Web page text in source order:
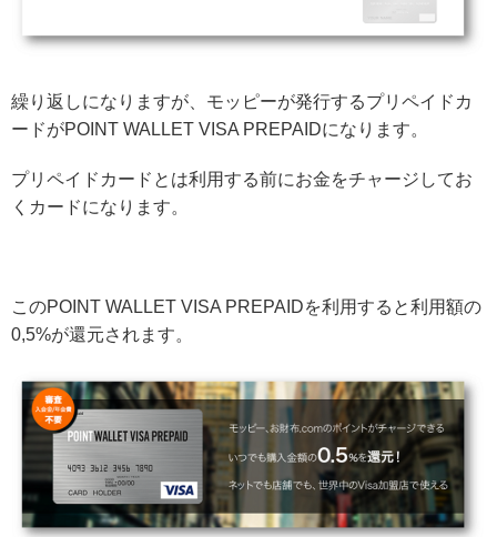
繰り返しになりますが、モッピーが発行するプリペイドカ
ードがPOINT WALLET VISA PREPAIDになります。
プリペイドカードとは利用する前にお金をチャージしてお
くカードになります。
このPOINT WALLET VISA PREPAIDを利用すると利用額の
0,5%が還元されます。